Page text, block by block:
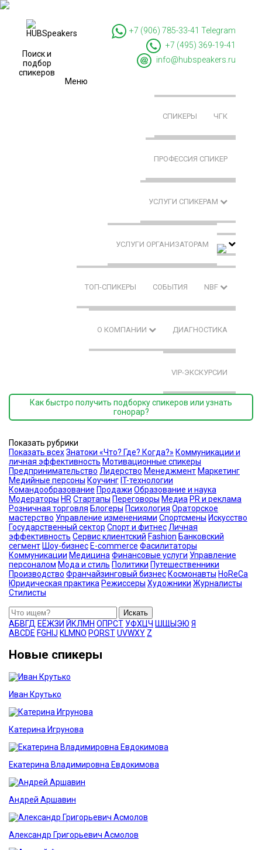
Поиск и
подбор
спикеров
+7 (906) 785-33-41 Telegram
+7 (495) 369-19-41
info@hubspeakers.ru
Меню
СПИКЕРЫ ЧГК
ПРОФЕССИЯ СПИКЕР
УСЛУГИ СПИКЕРАМ
УСЛУГИ ОРГАНИЗАТОРАМ
ТОП-СПИКЕРЫ СОБЫТИЯ NBF
О КОМПАНИИ ДИАГНОСТИКА
VIP-ЭКСКУРСИИ
Как быстро получить подборку спикеров или узнать
гонорар?
Показать рубрики
Показать всехЗнатоки «Что? Где? Когда?» Коммуникации и
личная эффективность Мотивационные спикеры
Предпринимательство Лидерство Менеджмент Маркетинг
Медийные персоны Коучинг IT-технологии
Командообразование Продажи Образование и наука
Модераторы HR Стартапы Переговоры Медиа PR и реклама
Розничная торговля Блогеры Психология Ораторское
мастерство Управление изменениями Спортсмены Искусство
Государственный сектор Спорт и фитнес Личная
эффективность Сервис клиентский Fashion Банковский
сегмент Шоу-бизнес E-commerce Фасилитаторы
Коммуникации Медицина Финансовые услуги Управление
персоналом Мода и стиль Политики Путешественники
Производство Франчайзинговый бизнес Космонавты HoReCa
Юридическая практика Режиссеры Художники Журналисты
Стилисты
Искать
АБВГД ЕЁЖЗИ Й КЛ М Н ОП РСТ УФХЦЧ Ш ЩЫ ЭЮ Я
ABCDE FGH J KLM NO PQRSTUVWXY Z
Новые спикеры
Иван Крутько
Катерина Игрунова
Екатерина Владимировна Евдокимова
Андрей Аршавин
Александр Григорьевич Асмолов